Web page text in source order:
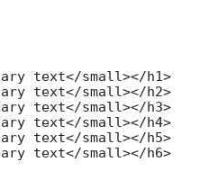
text</small></h1>
text</small></h2>
text</small></h3>
text</small></h4>
text</small></h5>
text</small></h6>